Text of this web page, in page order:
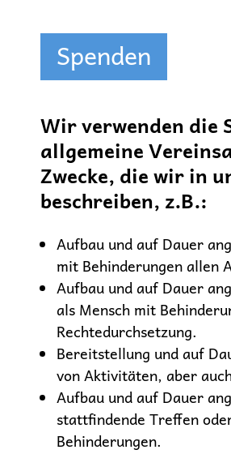
Spenden
Wir verwenden die
allgemeine
Zwecke, die wir in
beschreiben, z.B.:
Aufbau und auf Dauer
mit Behinderungen allen
Aufbau und auf Dauer
als Mensch mit
Rechtedurchsetzung.
Bereitstellung und auf
von Aktivitäten, aber
Aufbau und auf Dauer
stattfindende Treffen
Behinderungen.